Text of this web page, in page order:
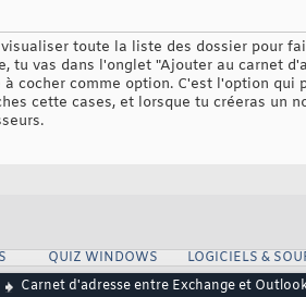
toute la liste des dossier pour
tu vas dans l'onglet "Ajouter au carnet
cocher comme option. C'est l'option
cette cases, et lorsque tu créeras un
QUIZ WINDOWS LOGICIELS &
Carnet d'adresse entre Exchange et